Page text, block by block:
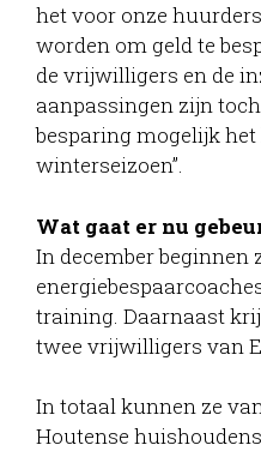
het voor onze
worden om geld te
de vrijwilligers en de
aanpassingen zijn
besparing mogelijk
winterseizoen”.
Wat gaat er nu
In december beginnen
training. Daarnaast
twee vrijwilligers van
In totaal kunnen ze
Houtense